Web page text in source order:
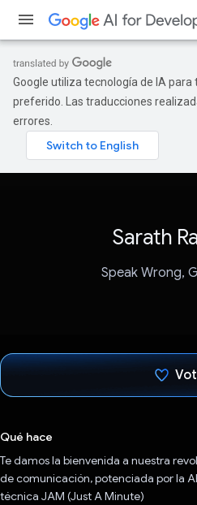
Google utiliza tecnología de IA
preferido. Las traducciones
errores.
Sarath
Speak Wrong,
Qué hace
Te damos la bienvenida a nuestra
de comunicación, potenciada por la
técnica JAM (Just A Minute)